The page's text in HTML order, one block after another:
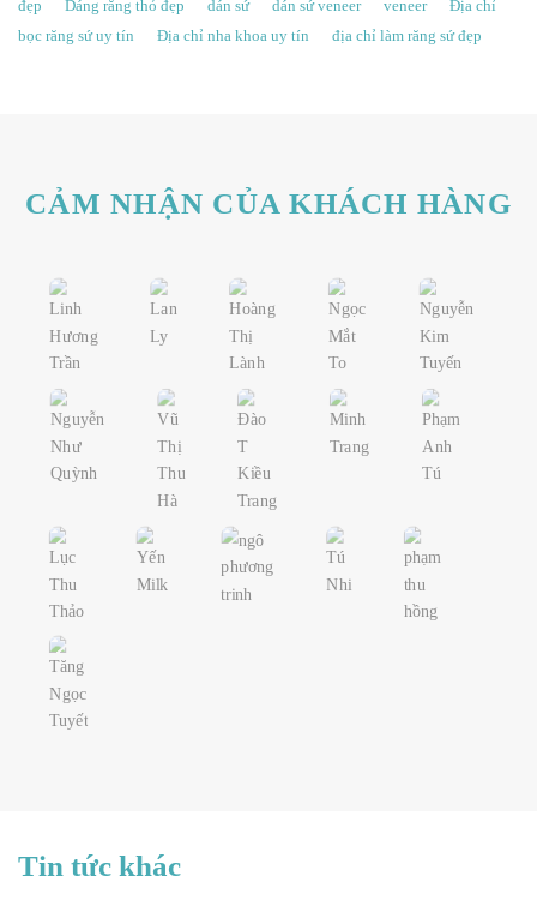
đẹp Dáng răng thỏ đẹp dán sứ dán sứ veneer veneer
Địa chỉ
bọc răng sứ uy tín
Địa chỉ nha khoa uy tín địa chỉ làm răng sứ đẹp
CẢM NHẬN CỦA KHÁCH HÀNG
Tin tức khác